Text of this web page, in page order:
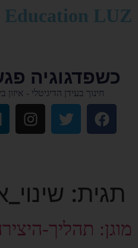
LUZ
כשפדגוגיה
חינוך בעידן הדיגיטלי - איזון
תגית:
מוגן: תהליך-